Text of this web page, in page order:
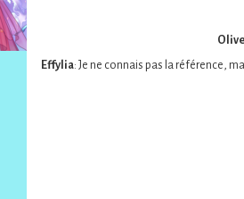
Effylia: Je ne connais pas la référence,